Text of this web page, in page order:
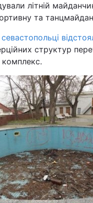
літній
та
севастопольці
структур
комплекс.